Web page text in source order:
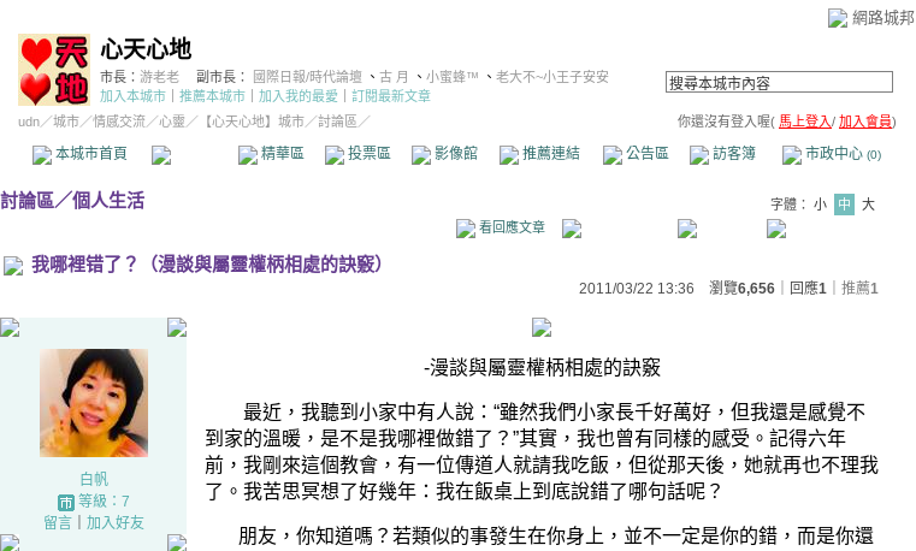
網路城邦
心天心地
市長： 游老老 副市長： 國際日報/時代論壇 、 古 月 、 小蜜蜂™ 、 老大不~小王子安安
加入本城市
推薦本城市 加入我的最愛
訂閱最新文章
udn／城市／情感交流／心靈 ／ 【心天心地】城市／討論區／ 你還沒有登入喔( 馬上登入/ 加入會員)
本城市首頁 精華區 投票區 影像館 推薦連結 公告區 訪客簿 市政中心 (0)
討論區／個人生活 字體： 小 中
大
看回應文章
我哪裡错了？（漫談與屬靈權柄相處的訣竅）
2011/03/22 13:36 瀏覽6,656 ｜回應1 推薦1
白帆
等級：7
留言｜ 加入好友
-漫談與屬靈權柄相處的訣竅
最近，我聽到小家中有人說： “雖然我們小家長千好萬好，但我還是感覺不
到家的溫暖，是不是我哪裡做錯了？ ”其實，我也曾有同樣的感受。記得六年
前，我剛來這個教會，有一位傳道人就請我吃飯，但從那天後，她就再也不理我
了。我苦思冥想了好幾年：我在飯桌上到底說錯了哪句話呢？
朋友，你知道嗎？若類似的事發生在你身上， 並不一定是你的錯，而是你還